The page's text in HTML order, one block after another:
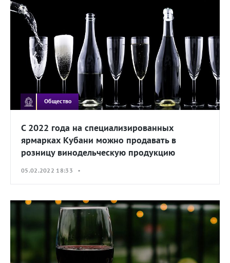
Общество
С 2022 года на специализированных
ярмарках Кубани можно продавать в
розницу винодельческую продукцию
05.02.2022 18:33 •